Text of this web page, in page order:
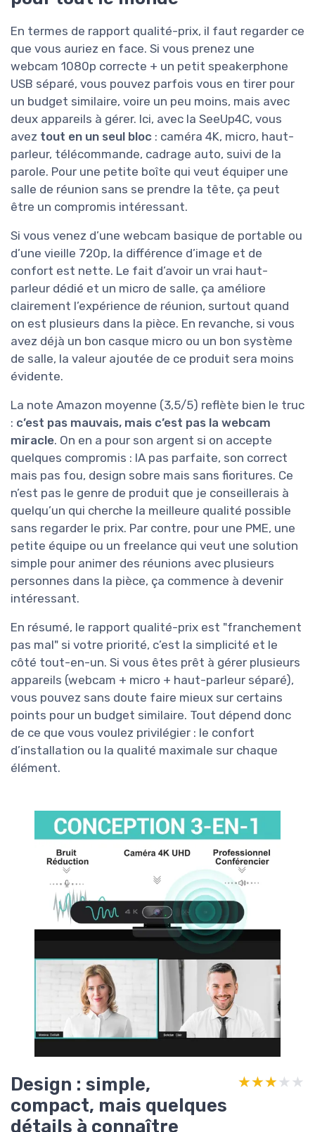
En termes de rapport qualité-prix, il faut regarder ce
que vous auriez en face. Si vous prenez une
webcam 1080p correcte + un petit speakerphone
USB séparé, vous pouvez parfois vous en tirer pour
un budget similaire, voire un peu moins, mais avec
deux appareils à gérer. Ici, avec la SeeUp4C, vous
avez tout en un seul bloc : caméra 4K, micro, haut-
parleur, télécommande, cadrage auto, suivi de la
parole. Pour une petite boîte qui veut équiper une
salle de réunion sans se prendre la tête, ça peut
être un compromis intéressant.
Si vous venez d’une webcam basique de portable ou
d’une vieille 720p, la différence d’image et de
confort est nette. Le fait d’avoir un vrai haut-
parleur dédié et un micro de salle, ça améliore
clairement l’expérience de réunion, surtout quand
on est plusieurs dans la pièce. En revanche, si vous
avez déjà un bon casque micro ou un bon système
de salle, la valeur ajoutée de ce produit sera moins
évidente.
La note Amazon moyenne (3,5/5) reflète bien le truc
: c’est pas mauvais, mais c’est pas la webcam
miracle. On en a pour son argent si on accepte
quelques compromis : IA pas parfaite, son correct
mais pas fou, design sobre mais sans fioritures. Ce
n’est pas le genre de produit que je conseillerais à
quelqu’un qui cherche la meilleure qualité possible
sans regarder le prix. Par contre, pour une PME, une
petite équipe ou un freelance qui veut une solution
simple pour animer des réunions avec plusieurs
personnes dans la pièce, ça commence à devenir
intéressant.
En résumé, le rapport qualité-prix est "franchement
pas mal" si votre priorité, c’est la simplicité et le
côté tout-en-un. Si vous êtes prêt à gérer plusieurs
appareils (webcam + micro + haut-parleur séparé),
vous pouvez sans doute faire mieux sur certains
points pour un budget similaire. Tout dépend donc
de ce que vous voulez privilégier : le confort
d’installation ou la qualité maximale sur chaque
élément.
Design : simple,
compact, mais quelques
détails à connaître
★★★★★
★★★★★